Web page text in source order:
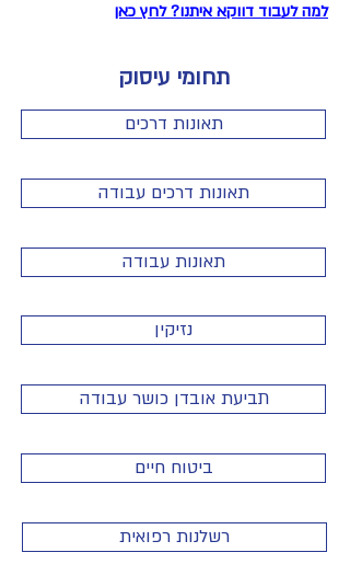
למה לעבוד דווקא איתנו? לחץ כאן
תחומי עיסוק
תאונות דרכים
תאונות דרכים עבודה
תאונות עבודה
נזיקין
תביעת אובדן כושר עבודה
ביטוח חיים
רשלנות רפואית